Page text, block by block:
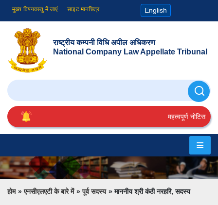
मुख्य विषयवस्तु में जाएं साइट मानचित्र English
राष्ट्रीय कम्पनी विधि अपील अधिकरण
National Company Law Appellate Tribunal
खोजे
महत्वपूर्ण नोटिस
होम
के
बारे
Breadcrumb
होम एनसीएलएटी के बारे में पूर्व सदस्य माननीय श्री कंठी नरहरि, सदस्य